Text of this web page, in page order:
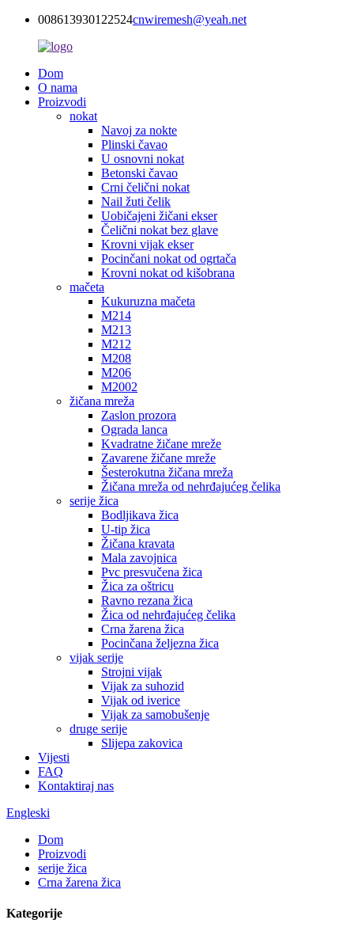
008613930122524cnwiremesh@yeah.net
Dom
O nama
Proizvodi
nokat
Navoj za nokte
Plinski čavao
U osnovni nokat
Betonski čavao
Crni čelični nokat
Nail žuti čelik
Uobičajeni žičani ekser
Čelični nokat bez glave
Krovni vijak ekser
Pocinčani nokat od ogrtača
Krovni nokat od kišobrana
mačeta
Kukuruzna mačeta
M214
M213
M212
M208
M206
M2002
žičana mreža
Zaslon prozora
Ograda lanca
Kvadratne žičane mreže
Zavarene žičane mreže
Šesterokutna žičana mreža
Žičana mreža od nehrđajućeg čelika
serije žica
Bodljikava žica
U-tip žica
Žičana kravata
Mala zavojnica
Pvc presvučena žica
Žica za oštricu
Ravno rezana žica
Žica od nehrđajućeg čelika
Crna žarena žica
Pocinčana željezna žica
vijak serije
Strojni vijak
Vijak za suhozid
Vijak od iverice
Vijak za samobušenje
druge serije
Slijepa zakovica
Vijesti
FAQ
Kontaktiraj nas
Engleski
Dom
Proizvodi
serije žica
Crna žarena žica
Kategorije